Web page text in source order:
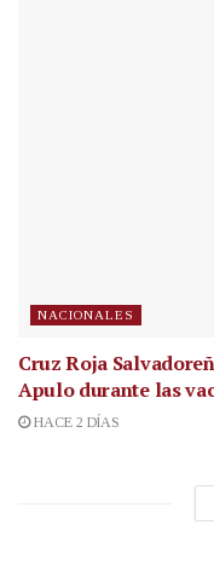
NACIONALES
Cruz Roja
Apulo durante las
HACE 2 DÍAS